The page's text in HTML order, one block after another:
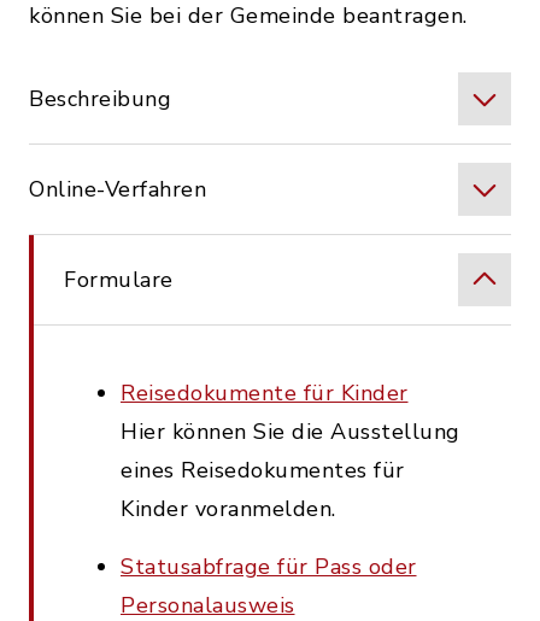
können Sie bei der Gemeinde beantragen.
Beschreibung
Online-Verfahren
Formulare
Reisedokumente für Kinder
Hier können Sie die Ausstellung
eines Reisedokumentes für
Kinder voranmelden.
Statusabfrage für Pass oder
Personalausweis